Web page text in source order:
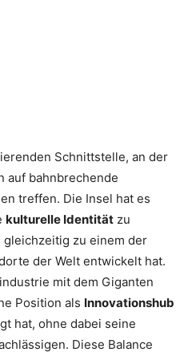
Schnittstelle, an der
auf bahnbrechende
treffen. Die Insel hat es
kulturelle Identität zu
zu einem der
der Welt entwickelt hat.
mit dem Giganten
Position als Innovationshub
hat, ohne dabei seine
Diese Balance